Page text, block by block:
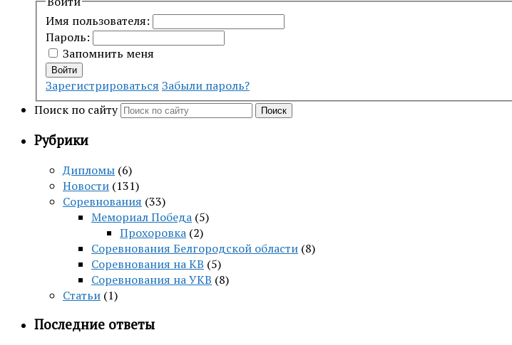
Имя пользователя:
Пароль:
Запомнить меня
Войти
Зарегистрироваться Забыли пароль?
Поиск по сайту
Поиск
Рубрики
Дипломы (6)
Новости (131)
Соревнования (33)
Мемориал Победа (5)
Прохоровка (2)
Соревнования Белгородской области (8)
Соревнования на КВ (5)
Соревнования на УКВ (8)
Статьи (1)
Последние ответы